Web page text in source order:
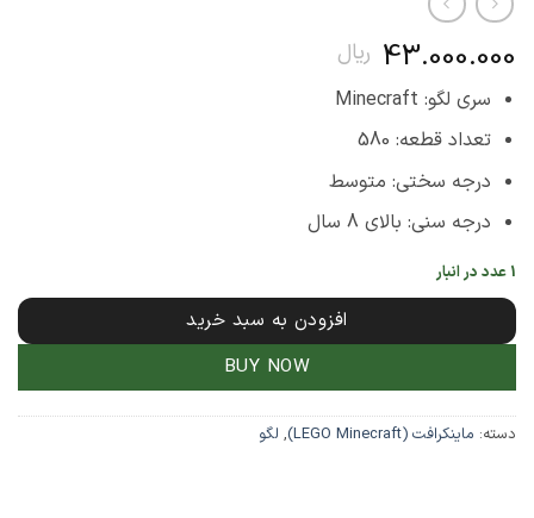
43.000.000 ریال
سری لگو: Minecraft
تعداد قطعه: 580
درجه سختی: متوسط
درجه سنی: بالای 8 سال
افزودن به سبد خرید
BUY NOW
دسته:ماینکرافت (LEGO Minecraft) ,لگو